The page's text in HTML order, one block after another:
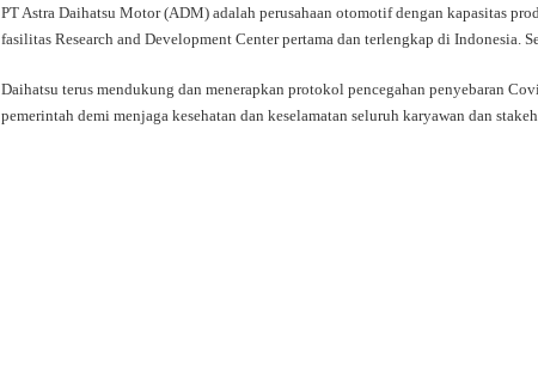
PT Astra Daihatsu Motor (ADM) adalah perusahaan otomotif dengan kapasitas
fasilitas Research and Development Center pertama dan terlengkap di Indonesia.
Daihatsu terus mendukung dan menerapkan protokol pencegahan penyebaran
pemerintah demi menjaga kesehatan dan keselamatan seluruh karyawan dan